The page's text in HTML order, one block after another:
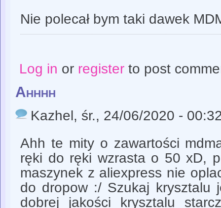
Nie polecał bym taki dawek
Log in or registerto post
Ahhhh
Kazhel , śr., 24/06/2020 -
Ahh te mity o zawartości
ręki do ręki wzrasta o 50 xD,
maszynek z aliexpress nie
do dropow :/ Szukaj krysztalu
dobrej jakości krysztalu